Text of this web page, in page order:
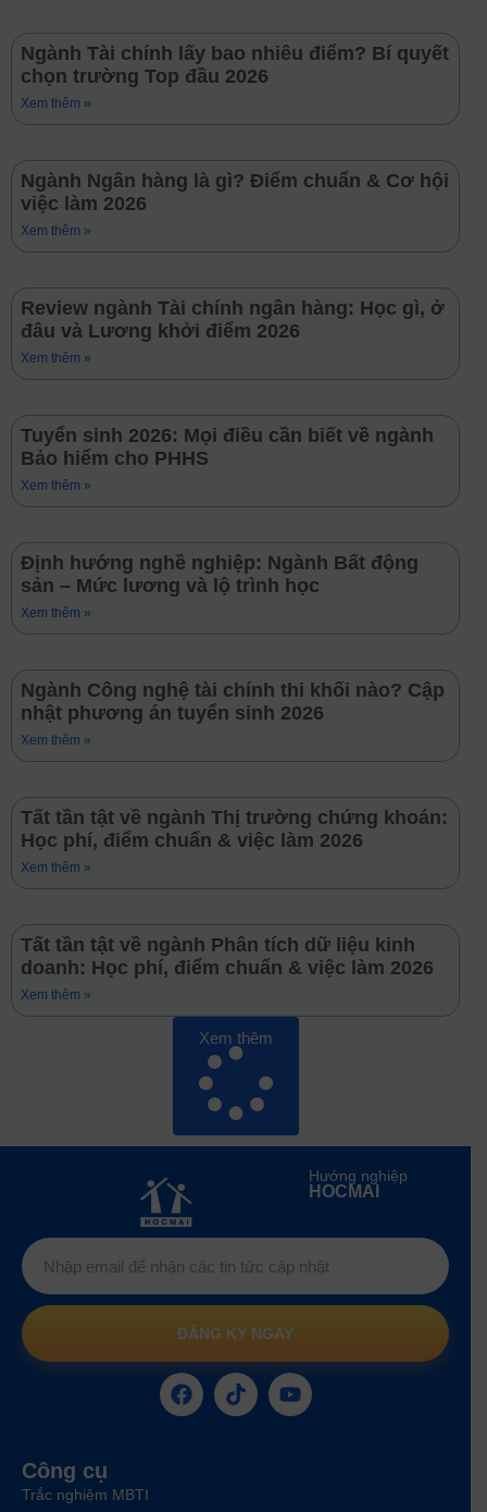
Ngành Tài chính lấy bao nhiêu điểm? Bí quyết
chọn trường Top đầu 2026
Xem thêm »
Ngành Ngân hàng là gì? Điểm chuẩn & Cơ hội
việc làm 2026
Xem thêm »
Review ngành Tài chính ngân hàng: Học gì, ở
đâu và Lương khởi điểm 2026
Xem thêm »
Tuyển sinh 2026: Mọi điều cần biết về ngành
Bảo hiểm cho PHHS
Xem thêm »
Định hướng nghề nghiệp: Ngành Bất động
sản – Mức lương và lộ trình học
Xem thêm »
Ngành Công nghệ tài chính thi khối nào? Cập
nhật phương án tuyển sinh 2026
Xem thêm »
Tất tần tật về ngành Thị trường chứng khoán:
Học phí, điểm chuẩn & việc làm 2026
Xem thêm »
Tất tần tật về ngành Phân tích dữ liệu kinh
doanh: Học phí, điểm chuẩn & việc làm 2026
Xem thêm »
Xem thêm
Hướng nghiệp
HOCMAI
ĐĂNG KÝ NGAY
Công cụ
Trắc nghiệm MBTI